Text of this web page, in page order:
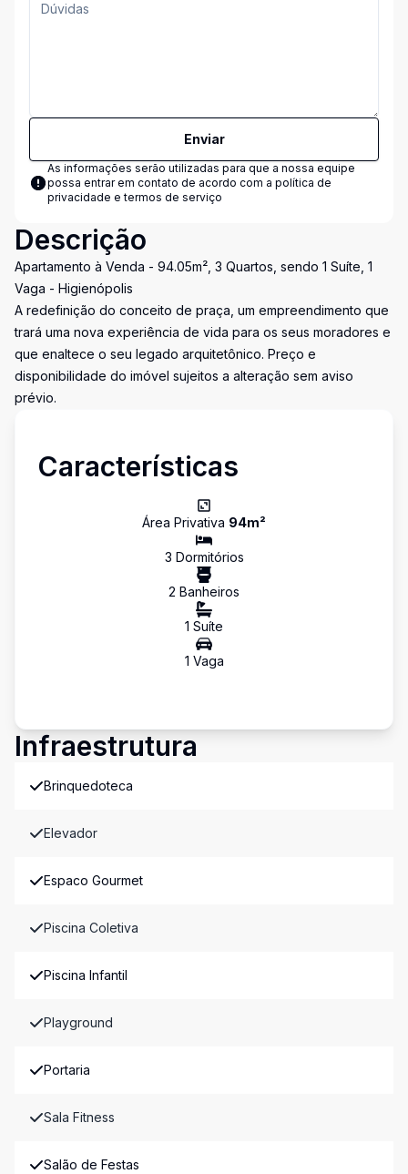
Enviar
As informações serão utilizadas para que a nossa equipe
possa entrar em contato de acordo com a política de
privacidade e termos de serviço
Descrição
Apartamento à Venda - 94.05m², 3 Quartos, sendo 1 Suíte, 1
Vaga - Higienópolis
A redefinição do conceito de praça, um empreendimento que
trará uma nova experiência de vida para os seus moradores e
que enaltece o seu legado arquitetônico. Preço e
disponibilidade do imóvel sujeitos a alteração sem aviso
prévio.
Características
Área Privativa 94m²
3 Dormitórios
2 Banheiros
1 Suíte
1 Vaga
Infraestrutura
Brinquedoteca
Elevador
Espaco Gourmet
Piscina Coletiva
Piscina Infantil
Playground
Portaria
Sala Fitness
Salão de Festas